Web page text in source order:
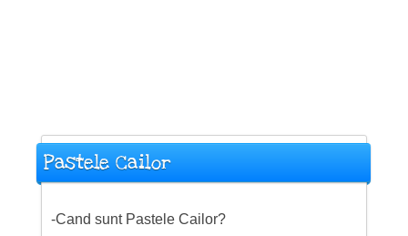
Pastele Cailor
-Cand sunt Pastele Cailor?